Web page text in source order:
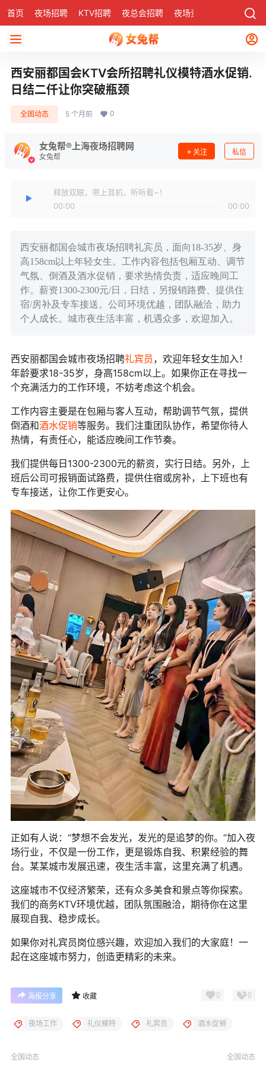
首页 夜场招聘 KTV招聘 夜总会招聘 夜场资讯 社区
西安丽都国会KTV会所招聘礼仪模特酒水促销.
日结二仟让你突破瓶颈
全国动态 5 个月前 0
女兔帮®上海夜场招聘网
女兔帮
关注 私信
释放双眼，带上耳机，听听看~！
00:00
00:00
西安丽都国会城市夜场招聘礼宾员，面向18-35岁、身
高158cm以上年轻女生。工作内容包括包厢互动、调节
气氛、倒酒及酒水促销，要求热情负责，适应晚间工
作。薪资1300-2300元/日，日结，另报销路费、提供住
宿/房补及专车接送。公司环境优越，团队融洽，助力
个人成长。城市夜生活丰富，机遇众多，欢迎加入。
西安丽都国会城市夜场招聘礼宾员 ，欢迎年轻女生加入！
年龄要求18-35岁，身高158cm以上。如果你正在寻找一
个充满活力的工作环境，不妨考虑这个机会。
工作内容主要是在包厢与客人互动，帮助调节气氛，提供
倒酒和酒水促销等服务。我们注重团队协作，希望你待人
热情，有责任心，能适应晚间工作节奏。
我们提供每日1300-2300元的薪资，实行日结。另外，上
班后公司可报销面试路费，提供住宿或房补，上下班也有
专车接送，让你工作更安心。
正如有人说：“梦想不会发光，发光的是追梦的你。”加入夜
场行业，不仅是一份工作，更是锻炼自我、积累经验的舞
台。某某城市发展迅速，夜生活丰富，这里充满了机遇。
这座城市不仅经济繁荣，还有众多美食和景点等你探索。
我们的商务KTV环境优越，团队氛围融洽，期待你在这里
展现自我、稳步成长。
如果你对礼宾员岗位感兴趣，欢迎加入我们的大家庭！一
起在这座城市努力，创造更精彩的未来。
海报分享 收藏 0 0
夜场工作 礼仪模特 礼宾员 酒水促销
全国动态 全国动态